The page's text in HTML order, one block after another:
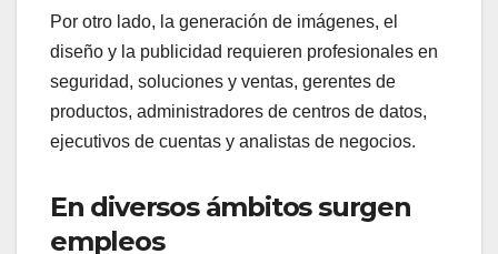
Por otro lado, la generación de imágenes, el
diseño y la publicidad requieren profesionales en
seguridad, soluciones y ventas, gerentes de
productos, administradores de centros de datos,
ejecutivos de cuentas y analistas de negocios.
En diversos ámbitos surgen
empleos